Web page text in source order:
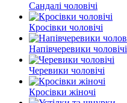
Сандалі чоловічі
Кросівки чоловічі
Напівчеревики чоловічі
Черевики чоловічі
Кросівки жіночі